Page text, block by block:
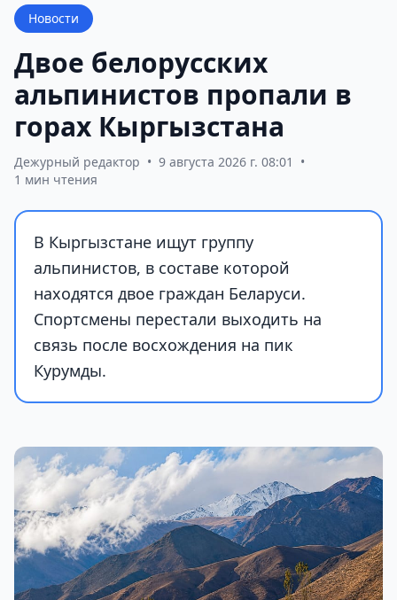
Новости
Двое белорусских
альпинистов пропали в
горах Кыргызстана
Дежурный редактор • 9 августа 2026 г. 08:01
•
1 мин чтения
В Кыргызстане ищут группу
альпинистов, в составе которой
находятся двое граждан Беларуси.
Спортсмены перестали выходить на
связь после восхождения на пик
Курумды.